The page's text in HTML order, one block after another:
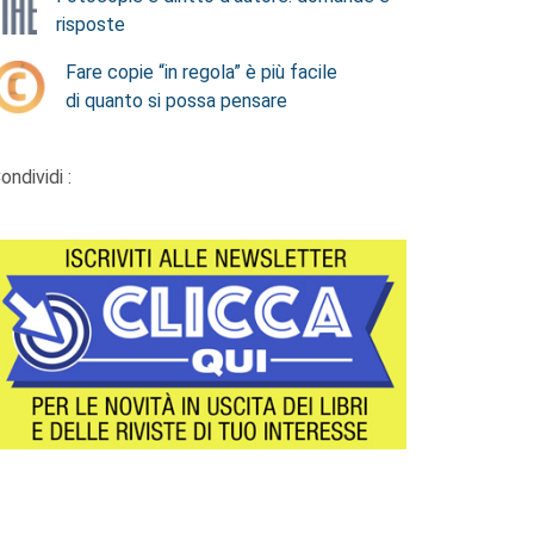
risposte
Fare copie “in regola” è più facile
di quanto si possa pensare
: